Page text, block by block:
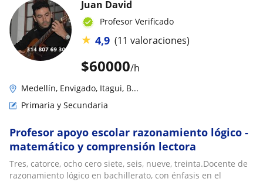
$60000/h
Juan David
Profesor Verificado
★ 4,9 (11 valoraciones)
Medellín, Envigado, Itagui, B...
Primaria y Secundaria
Profesor apoyo escolar razonamiento lógico -
matemático y comprensión lectora
Tres, catorce, ocho cero siete, seis, nueve, treinta.Docente de
razonamiento lógico en bachillerato, con énfasis en el